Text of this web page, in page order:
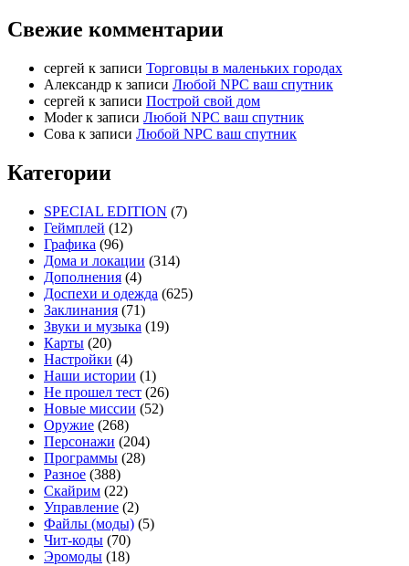
Свежие комментарии
cергей к записи Торговцы в маленьких городах
Александр к записи Любой NPC ваш спутник
cергей к записи Построй свой дом
Moderк записи Любой NPC ваш спутник
Сова к записи Любой NPC ваш спутник
Категории
SPECIAL EDITION (7)
Геймплей (12)
Графика (96)
Дома и локации (314)
Дополнения (4)
Доспехи и одежда (625)
Заклинания (71)
Звуки и музыка (19)
Карты (20)
Настройки (4)
Наши истории (1)
Не прошел тест (26)
Новые миссии (52)
Оружие (268)
Персонажи (204)
Программы (28)
Разное (388)
Скайрим (22)
Управление (2)
Файлы (моды) (5)
Чит-коды (70)
Эромоды (18)